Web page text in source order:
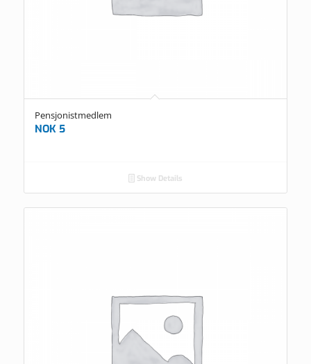
Pensjonistmedlem
NOK5
Show Details